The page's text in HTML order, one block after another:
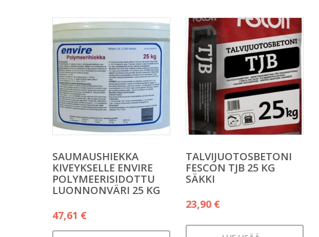
SAUMAUSHIEKKA
KIVEYKSELLE ENVIRE
POLYMEERISIDOTTU
LUONNONVÄRI 25 KG
47,61 €
TALVIJUOTOSBETONI
FESCON TJB 25 KG
SÄKKI
23,90 €